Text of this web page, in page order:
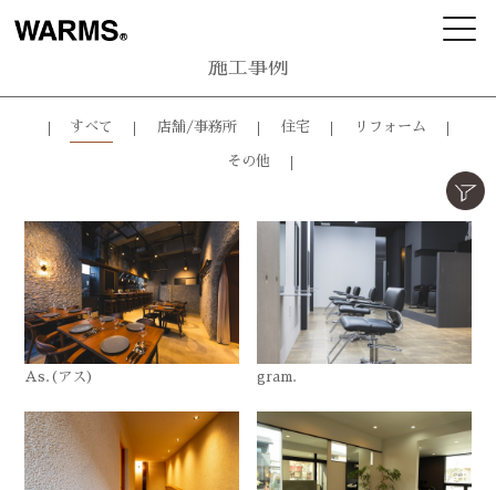
施工事例
すべて 店舗/事務所 住宅 リフォーム
その他
As.(アス) gram.